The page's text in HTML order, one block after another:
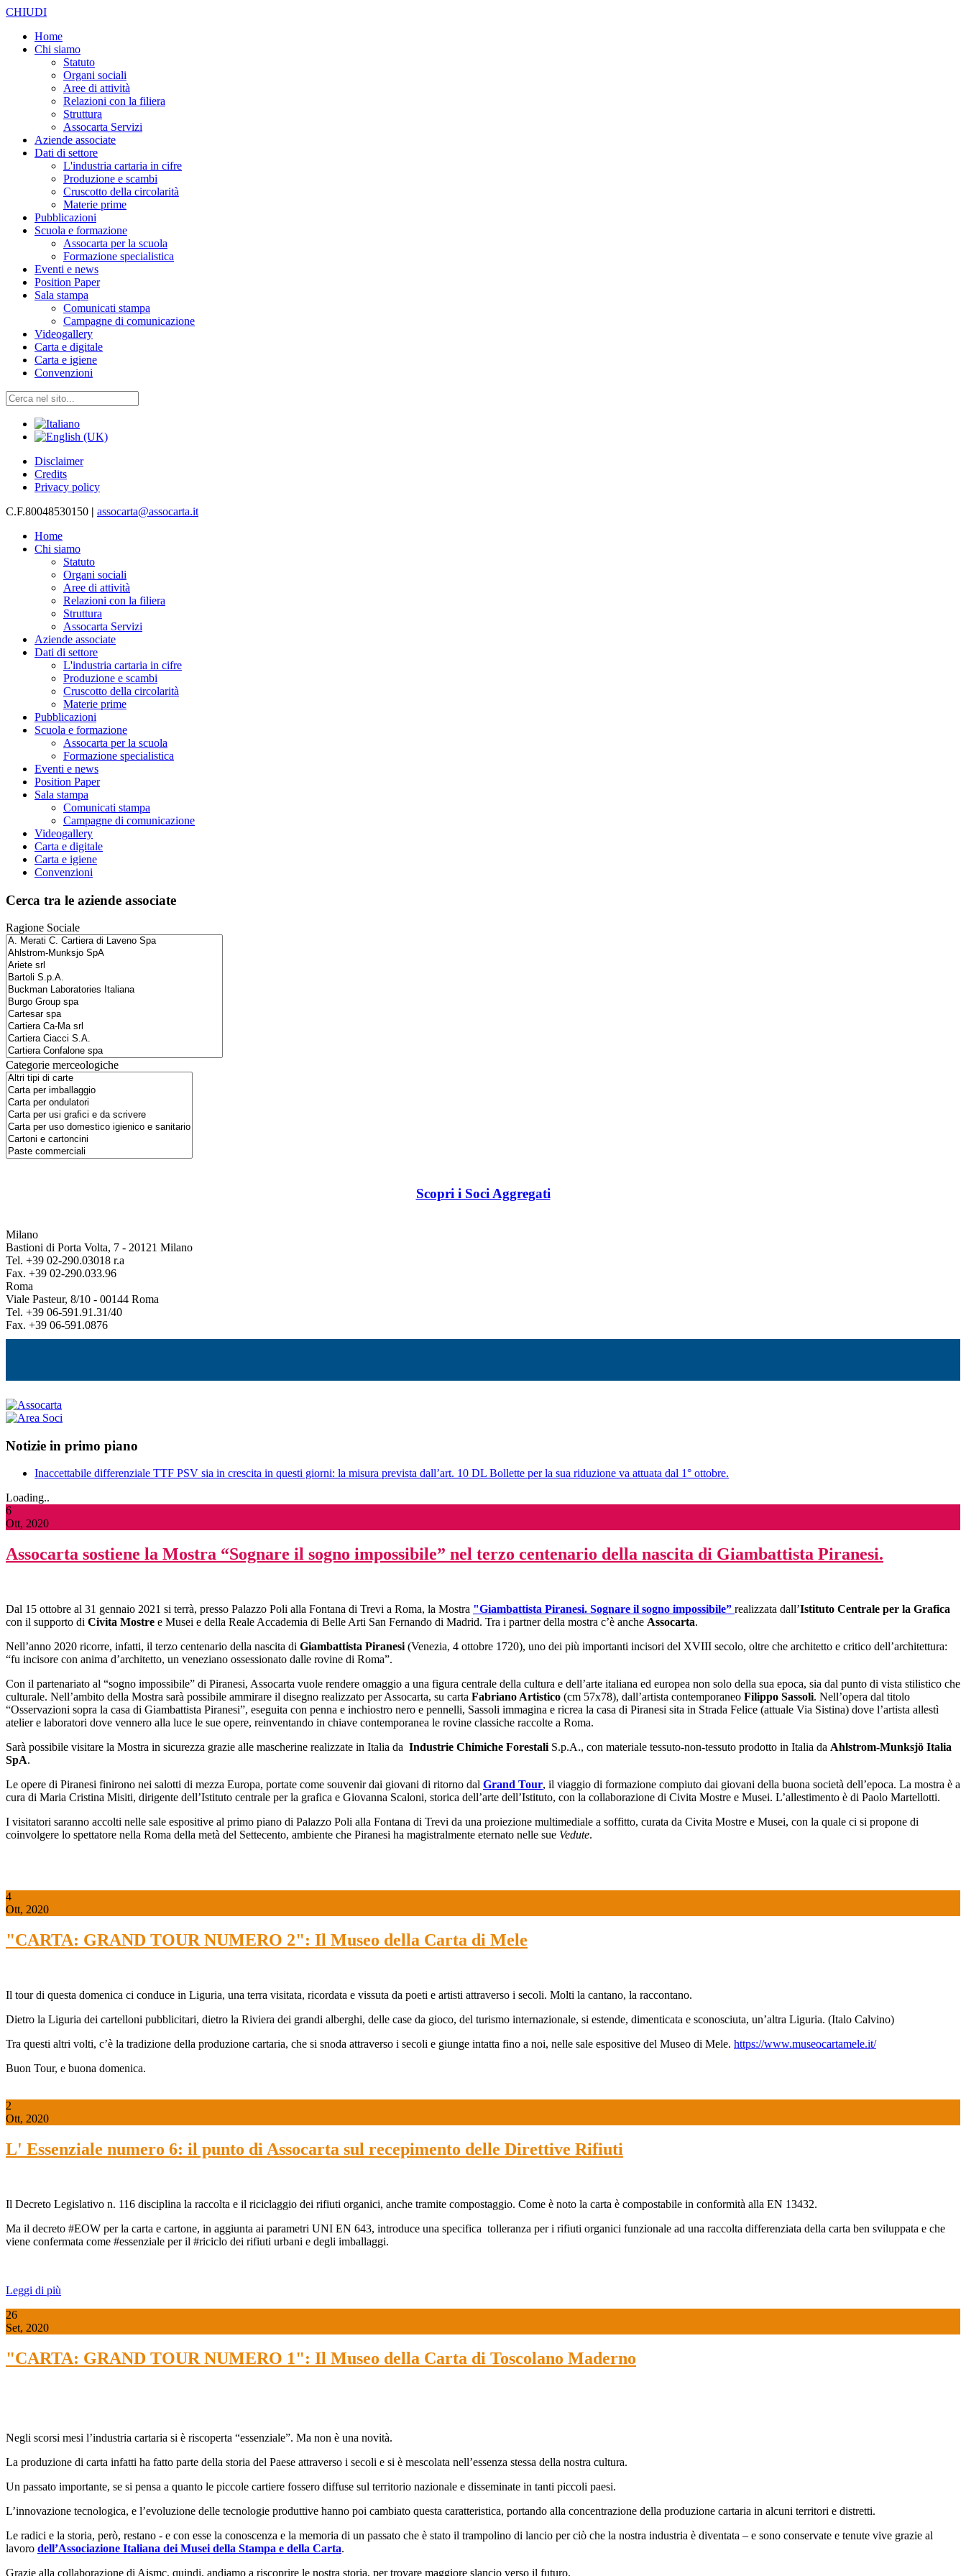
CHIUDI
Home
Chi siamo
Statuto
Organi sociali
Aree di attività
Relazioni con la filiera
Struttura
Assocarta Servizi
Aziende associate
Dati di settore
L'industria cartaria in cifre
Produzione e scambi
Cruscotto della circolarità
Materie prime
Pubblicazioni
Scuola e formazione
Assocarta per la scuola
Formazione specialistica
Eventi e news
Position Paper
Sala stampa
Comunicati stampa
Campagne di comunicazione
Videogallery
Carta e digitale
Carta e igiene
Convenzioni
Disclaimer
Credits
Privacy policy
C.F.80048530150 | assocarta@assocarta.it
Home
Chi siamo
Statuto
Organi sociali
Aree di attività
Relazioni con la filiera
Struttura
Assocarta Servizi
Aziende associate
Dati di settore
L'industria cartaria in cifre
Produzione e scambi
Cruscotto della circolarità
Materie prime
Pubblicazioni
Scuola e formazione
Assocarta per la scuola
Formazione specialistica
Eventi e news
Position Paper
Sala stampa
Comunicati stampa
Campagne di comunicazione
Videogallery
Carta e digitale
Carta e igiene
Convenzioni
Cerca tra le aziende associate
Ragione Sociale
Categorie merceologiche
Scopri i Soci Aggregati
Milano
Bastioni di Porta Volta, 7 - 20121 Milano
Tel. +39 02-290.03018 r.a
Fax. +39 02-290.033.96
Roma
Viale Pasteur, 8/10 - 00144 Roma
Tel. +39 06-591.91.31/40
Fax. +39 06-591.0876
Notizie in primo piano
Inaccettabile differenziale TTF PSV sia in crescita in questi giorni: la misura prevista dall’art. 10 DL Bollette per la sua riduzione va attuata dal 1° ottobre.
Loading..
6
Ott, 2020
Assocarta sostiene la Mostra “Sognare il sogno impossibile” nel terzo centenario della nascita di Giambattista Piranesi.
Dal 15 ottobre al 31 gennaio 2021 si terrà, presso Palazzo Poli alla Fontana di Trevi a Roma, la Mostra "Giambattista Piranesi. Sognare il sogno impossibile” realizzata dall’Istituto Centrale per la Grafica
con il supporto di Civita Mostre e Musei e della Reale Accademia di Belle Arti San Fernando di Madrid. Tra i partner della mostra c’è anche Assocarta.
Nell’anno 2020 ricorre, infatti, il terzo centenario della nascita di Giambattista Piranesi (Venezia, 4 ottobre 1720), uno dei più importanti incisori del XVIII secolo, oltre che architetto e critico dell’architettura:
“fu incisore con anima d’architetto, un veneziano ossessionato dalle rovine di Roma”.
Con il partenariato al “sogno impossibile” di Piranesi, Assocarta vuole rendere omaggio a una figura centrale della cultura e dell’arte italiana ed europea non solo della sua epoca, sia dal punto di vista stilistico che
culturale. Nell’ambito della Mostra sarà possibile ammirare il disegno realizzato per Assocarta, su carta Fabriano Artistico (cm 57x78), dall’artista contemporaneo Filippo Sassoli. Nell’opera dal titolo
“Osservazioni sopra la casa di Giambattista Piranesi”, eseguita con penna e inchiostro nero e pennelli, Sassoli immagina e ricrea la casa di Piranesi sita in Strada Felice (attuale Via Sistina) dove l’artista allestì
atelier e laboratori dove vennero alla luce le sue opere, reinventando in chiave contemporanea le rovine classiche raccolte a Roma.
Sarà possibile visitare la Mostra in sicurezza grazie alle mascherine realizzate in Italia da Industrie Chimiche Forestali S.p.A., con materiale tessuto-non-tessuto prodotto in Italia da Ahlstrom-Munksjö Italia
SpA.
Le opere di Piranesi finirono nei salotti di mezza Europa, portate come souvenir dai giovani di ritorno dal Grand Tour, il viaggio di formazione compiuto dai giovani della buona società dell’epoca. La mostra è a
cura di Maria Cristina Misiti, dirigente dell’Istituto centrale per la grafica e Giovanna Scaloni, storica dell’arte dell’Istituto, con la collaborazione di Civita Mostre e Musei. L’allestimento è di Paolo Martellotti.
I visitatori saranno accolti nelle sale espositive al primo piano di Palazzo Poli alla Fontana di Trevi da una proiezione multimediale a soffitto, curata da Civita Mostre e Musei, con la quale ci si propone di
coinvolgere lo spettatore nella Roma della metà del Settecento, ambiente che Piranesi ha magistralmente eternato nelle sue Vedute.
4
Ott, 2020
"CARTA: GRAND TOUR NUMERO 2": Il Museo della Carta di Mele
Il tour di questa domenica ci conduce in Liguria, una terra visitata, ricordata e vissuta da poeti e artisti attraverso i secoli. Molti la cantano, la raccontano.
Dietro la Liguria dei cartelloni pubblicitari, dietro la Riviera dei grandi alberghi, delle case da gioco, del turismo internazionale, si estende, dimenticata e sconosciuta, un’altra Liguria. (Italo Calvino)
Tra questi altri volti, c’è la tradizione della produzione cartaria, che si snoda attraverso i secoli e giunge intatta fino a noi, nelle sale espositive del Museo di Mele. https://www.museocartamele.it/
Buon Tour, e buona domenica.
2
Ott, 2020
L' Essenziale numero 6: il punto di Assocarta sul recepimento delle Direttive Rifiuti
Il Decreto Legislativo n. 116 disciplina la raccolta e il riciclaggio dei rifiuti organici, anche tramite compostaggio. Come è noto la carta è compostabile in conformità alla EN 13432.
Ma il decreto #EOW per la carta e cartone, in aggiunta ai parametri UNI EN 643, introduce una specifica tolleranza per i rifiuti organici funzionale ad una raccolta differenziata della carta ben sviluppata e che
viene confermata come #essenziale per il #riciclo dei rifiuti urbani e degli imballaggi.
Leggi di più
26
Set, 2020
"CARTA: GRAND TOUR NUMERO 1": Il Museo della Carta di Toscolano Maderno
Negli scorsi mesi l’industria cartaria si è riscoperta “essenziale”. Ma non è una novità.
La produzione di carta infatti ha fatto parte della storia del Paese attraverso i secoli e si è mescolata nell’essenza stessa della nostra cultura.
Un passato importante, se si pensa a quanto le piccole cartiere fossero diffuse sul territorio nazionale e disseminate in tanti piccoli paesi.
L’innovazione tecnologica, e l’evoluzione delle tecnologie produttive hanno poi cambiato questa caratteristica, portando alla concentrazione della produzione cartaria in alcuni territori e distretti.
Le radici e la storia, però, restano - e con esse la conoscenza e la memoria di un passato che è stato il trampolino di lancio per ciò che la nostra industria è diventata – e sono conservate e tenute vive grazie al
lavoro dell’Associazione Italiana dei Musei della Stampa e della Carta.
Grazie alla collaborazione di Aismc, quindi, andiamo a riscoprire le nostra storia, per trovare maggiore slancio verso il futuro.